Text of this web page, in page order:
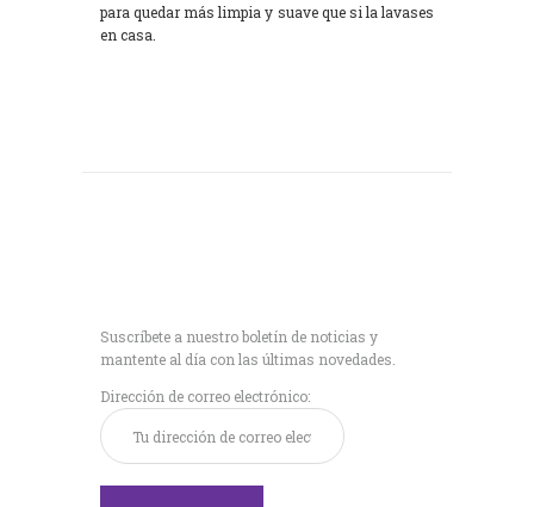
para quedar más limpia y suave que si la lavases
en casa.
Suscríbete a nuestro boletín de noticias y
mantente al día con las últimas novedades.
Dirección de correo electrónico: